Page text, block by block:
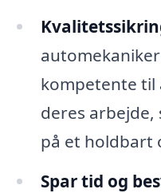
kompetente til
deres
på et holdbart
Spar tid og